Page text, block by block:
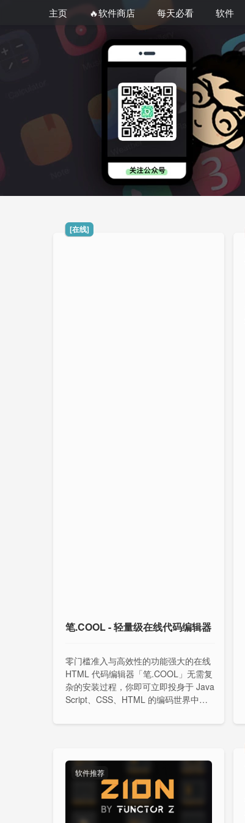
主页 🔥软件商店 每天必看 软件
[在线]
笔.COOL - 轻量级在线代码编辑器
零门槛准入与高效性的功能强大的在线
HTML 代码编辑器「笔.COOL」无需复
杂的安装过程，你即可立即投身于 Java
Script、CSS、HTML 的编码世界中，
软件推荐